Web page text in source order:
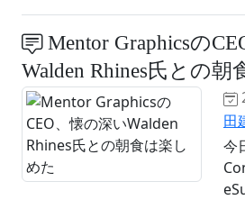
Mentor Graphicsの
Walden Rhines氏との朝
田
今